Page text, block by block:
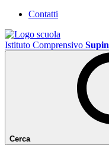
Contatti
Istituto Comprensivo
Cerca